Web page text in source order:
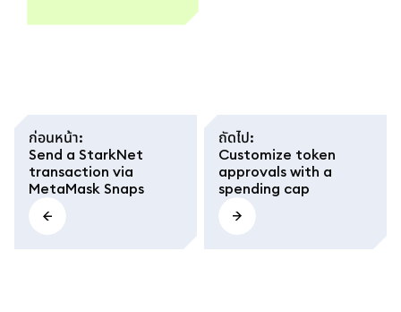
spending limits in
ก่อนหน้า:
Send a StarkNet
transaction via
MetaMask Snaps
ถัดไป:
Customize token
approvals with a
spending cap